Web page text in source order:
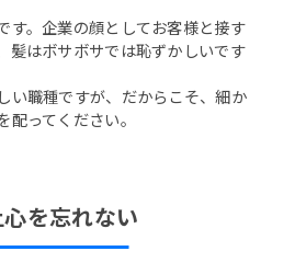
す。企業の顔としてお客様と接す
髪はボサボサでは恥ずかしいです
い職種ですが、だからこそ、細か
ってください。
を忘れない